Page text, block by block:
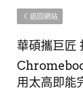
返回網站
華碩攜巨匠
用太高即能